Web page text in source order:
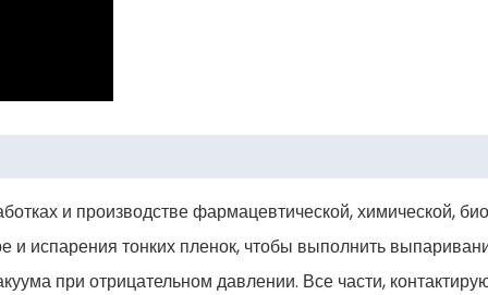
и производстве фармацевтической, химической,
и испарения тонких пленок, чтобы выполнить
при отрицательном давлении. Все части,